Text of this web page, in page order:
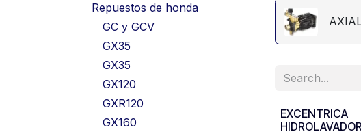
Repuestos de honda
GC y GCV
GX35
GX35
GX120
GXR120
GX160
EXCENTRICA